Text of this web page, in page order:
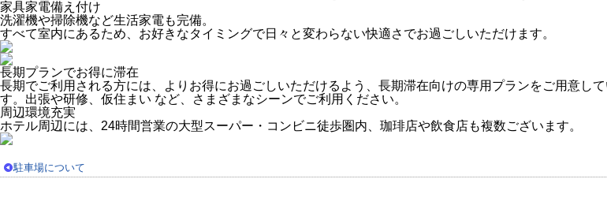
家具家電備え付け
洗濯機や掃除機など生活家電も完備。
すべて室内にあるため、お好きなタイミングで日々と変わらない快適さでお過ごしいただけます。
長期プランでお得に滞在
長期でご利用される方には、よりお得にお過ごしいただけるよう、長期滞在向けの専用プランをご用意し
す。出張や研修、仮住まい など、さまざまなシーンでご利用ください。
周辺環境充実
ホテル周辺には、24時間営業の大型スーパー・コンビニ徒歩圏内、珈琲店や飲食店も複数ございます。
駐車場について